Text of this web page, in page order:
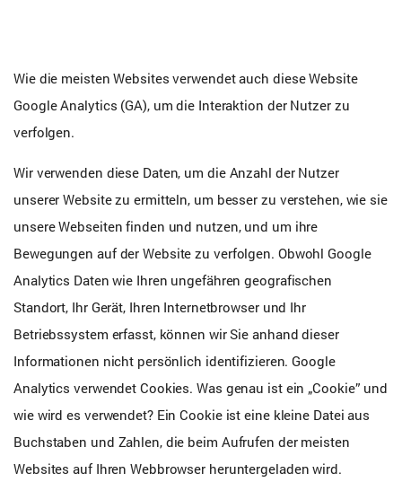
Wie die meisten Websites verwendet auch diese Website
Google Analytics (GA), um die Interaktion der Nutzer zu
verfolgen.
Wir verwenden diese Daten, um die Anzahl der Nutzer
unserer Website zu ermitteln, um besser zu verstehen, wie sie
unsere Webseiten finden und nutzen, und um ihre
Bewegungen auf der Website zu verfolgen. Obwohl Google
Analytics Daten wie Ihren ungefähren geografischen
Standort, Ihr Gerät, Ihren Internetbrowser und Ihr
Betriebssystem erfasst, können wir Sie anhand dieser
Informationen nicht persönlich identifizieren. Google
Analytics verwendet Cookies. Was genau ist ein „Cookie” und
wie wird es verwendet? Ein Cookie ist eine kleine Datei aus
Buchstaben und Zahlen, die beim Aufrufen der meisten
Websites auf Ihren Webbrowser heruntergeladen wird.